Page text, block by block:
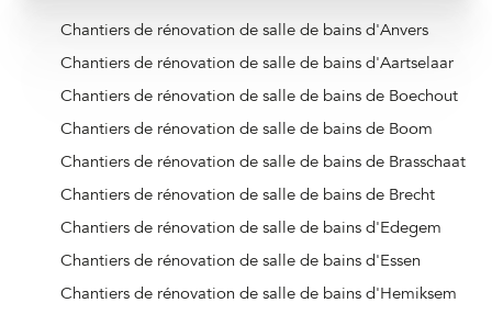
Chantiers de rénovation de salle de bains d'Anvers
Chantiers de rénovation de salle de bains d'Aartselaar
Chantiers de rénovation de salle de bains de Boechout
Chantiers de rénovation de salle de bains de Boom
Chantiers de rénovation de salle de bains de Brasschaat
Chantiers de rénovation de salle de bains de Brecht
Chantiers de rénovation de salle de bains d'Edegem
Chantiers de rénovation de salle de bains d'Essen
Chantiers de rénovation de salle de bains d'Hemiksem